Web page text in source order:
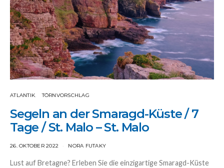
ATLANTIK TÖRNVORSCHLAG
Segeln an der Smaragd-Küste / 7
Tage / St. Malo – St. Malo
26. OKTOBER 2022 NORA FUTAKY
Lust auf Bretagne? Erleben Sie die einzigartige Smaragd-Küste